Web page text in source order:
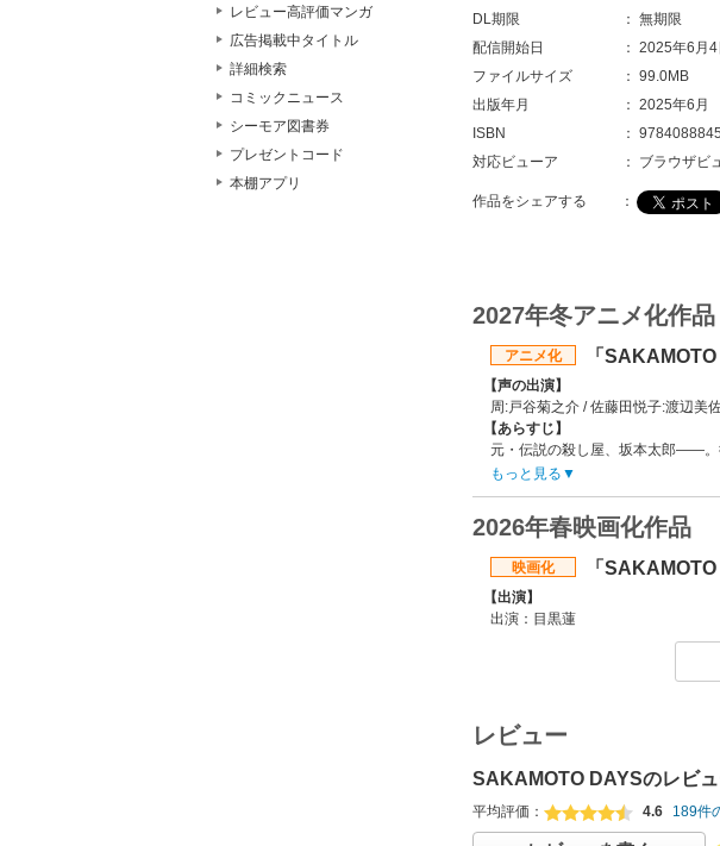
レビュー高評価マンガ
広告掲載中タイトル
詳細検索
コミックニュース
シーモア図書券
プレゼントコード
本棚アプリ
DL期限
： 無期限
配信開始日
： 2025年6月4
ファイルサイズ
： 99.0MB
出版年月
： 2025年6月
ISBN
：
対応ビューア
： ブラウザビ
作品をシェアする ：
2027年冬アニメ化作品
アニメ化 「
【声の出演】
周:戸谷菊之介 / 佐藤田悦子:渡辺美
【あらすじ】
元・伝説の殺し屋、坂本太郎――。
をゲットすべく、坂本は、シンと
衝撃のソリッドアクションストー
【制作会社】
トムス・エンタテインメント
【スタッフ情報】
原作:鈴木祐斗
総監督:渡辺正樹 / 監督:中島大輔
シリーズ構成:岸本卓 / キャラクタ
公式サイト「SAKAMOTO DAYS
もっと見る
2026年春映画化作品
映画化 「SAKAMOTO
【出演】
出演：目黒蓮
レビュー
SAKAMOTO DAYSのレビ
平均評価： 4.6 189件